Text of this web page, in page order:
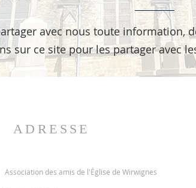
avec nous toute information,
sur ce site pour les partager avec
ADRESSE
Association des amis de l'Église de Wirwignes